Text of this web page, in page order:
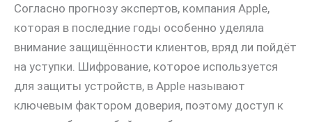
Согласно прогнозу экспертов, компания Apple,
которая в последние годы особенно уделяла
внимание защищённости клиентов, вряд ли пойдёт
на уступки. Шифрование, которое используется
для защиты устройств, в Apple называют
ключевым фактором доверия, поэтому доступ к